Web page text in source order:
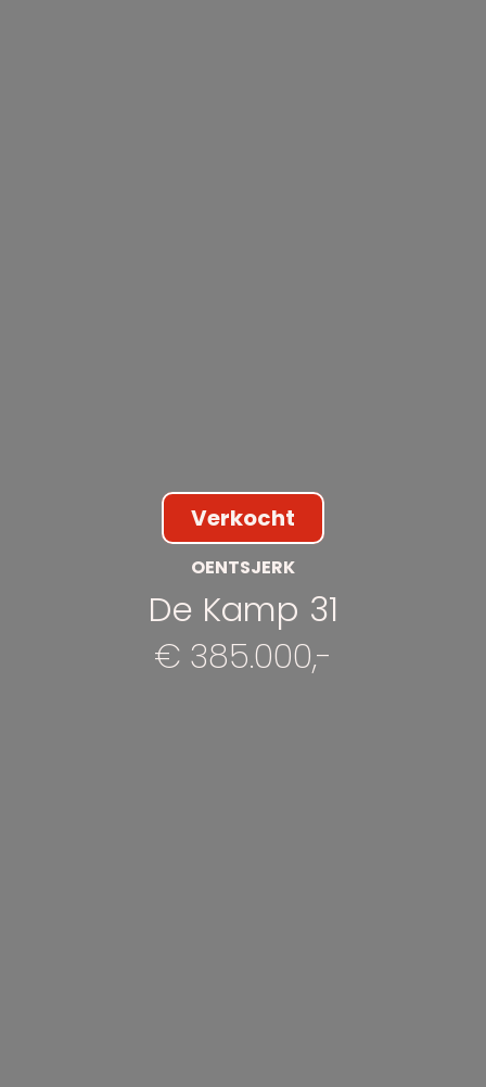
Verkocht
OENTSJERK
De Kamp 31
€ 385.000,-